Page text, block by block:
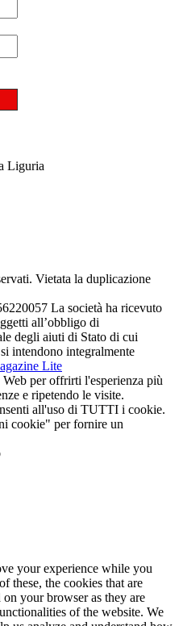
Liguria
Vietata la duplicazione
La società ha ricevuto
all’obbligo di
degli aiuti di Stato di cui
intendono integralmente
Lite
per offrirti l'esperienza più
e ripetendo le visite.
all'uso di TUTTI i cookie.
cookie" per fornire un
your experience while you
these, the cookies that are
on your browser as they are
of the website. We